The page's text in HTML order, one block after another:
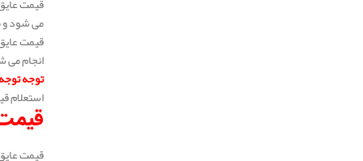
می شود و
انجام می شود
توجه
استعلام